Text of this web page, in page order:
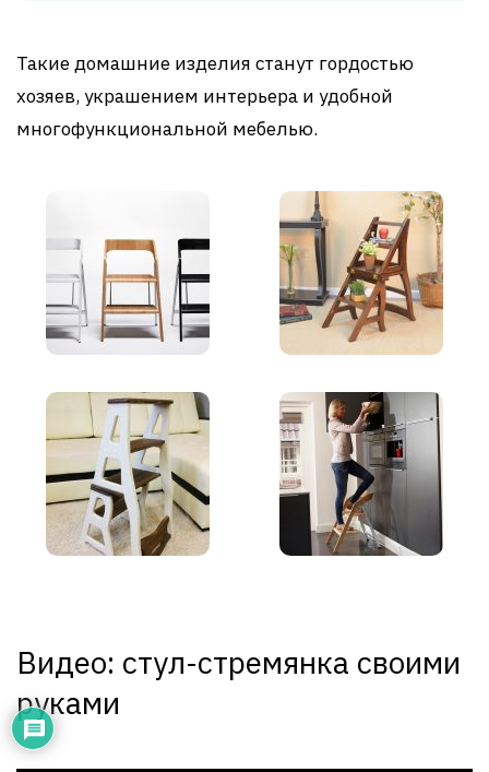
Такие домашние изделия станут гордостью
хозяев, украшением интерьера и удобной
многофункциональной мебелью.
Видео: стул-стремянка своими
руками